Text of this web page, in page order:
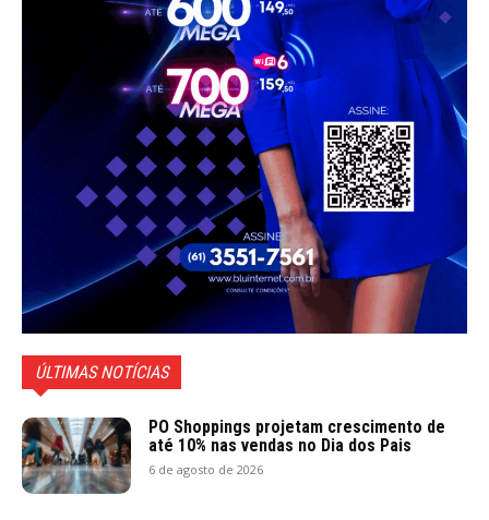
ÚLTIMAS NOTÍCIAS
PO Shoppings projetam crescimento de
até 10% nas vendas no Dia dos Pais
6 de agosto de 2026